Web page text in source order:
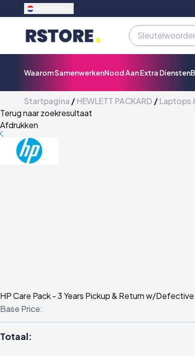
Waarom SamenwerkenNood Aan Extra Diensten
Startpagina /HEWLETT PACKARD /Laptops
Terug naar zoekresultaat
Afdrukken
HP Care Pack - 3 Years Pickup & Return w/
Base Price:
Totaal: